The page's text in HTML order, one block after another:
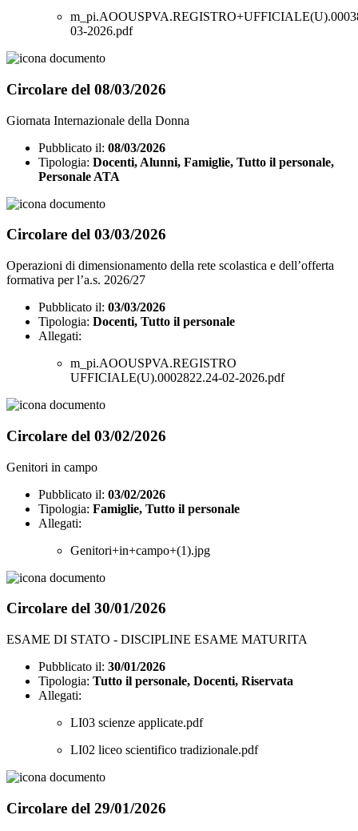
03-2026.pdf
Circolare del 08/03/2026
Giornata Internazionale della Donna
Pubblicato il: 08/03/2026
Tipologia: Docenti, Alunni, Famiglie, Tutto il personale,
Personale ATA
Circolare del 03/03/2026
Operazioni di dimensionamento della rete scolastica e dell’offerta
formativa per l’a.s. 2026/27
Pubblicato il: 03/03/2026
Tipologia: Docenti, Tutto il personale
Allegati:
m_pi.AOOUSPVA.REGISTRO
UFFICIALE(U).0002822.24-02-2026.pdf
Circolare del 03/02/2026
Genitori in campo
Pubblicato il: 03/02/2026
Tipologia: Famiglie, Tutto il personale
Allegati:
Genitori+in+campo+(1).jpg
Circolare del 30/01/2026
ESAME DI STATO - DISCIPLINE ESAME MATURITA
Pubblicato il: 30/01/2026
Tipologia: Tutto il personale, Docenti, Riservata
Allegati:
LI03 scienze applicate.pdf
LI02 liceo scientifico tradizionale.pdf
Circolare del 29/01/2026